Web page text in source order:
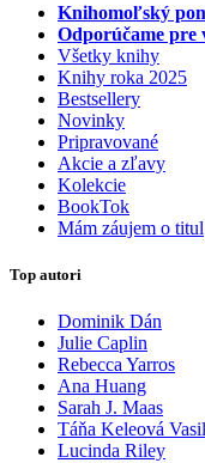
Knihomoľský
Odporúčame pre
Všetky knihy
Knihy roka 2025
Bestsellery
Novinky
Pripravované
Akcie a zľavy
Kolekcie
BookTok
Mám záujem o titul
Top autori
Dominik Dán
Julie Caplin
Rebecca Yarros
Ana Huang
Sarah J. Maas
Táňa Keleová
Lucinda Riley